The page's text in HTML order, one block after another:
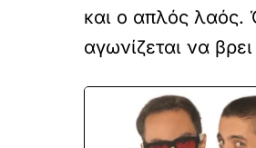
και ο απλός λαός.
αγωνίζεται να